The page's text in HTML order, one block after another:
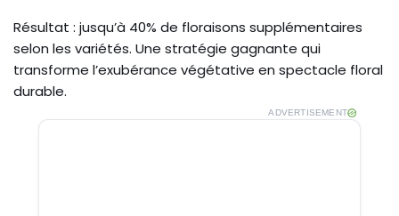
Résultat : jusqu’à 40% de floraisons supplémentaires
selon les variétés. Une stratégie gagnante qui
transforme l’exubérance végétative en spectacle floral
durable.
ADVERTISEMENT